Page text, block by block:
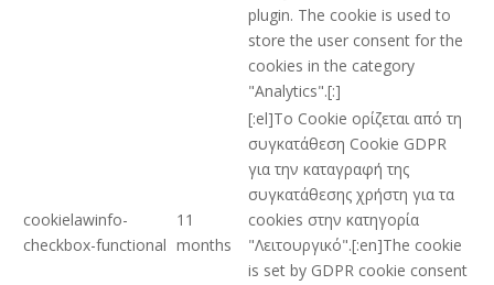
plugin. The cookie is used to
store the user consent for the
cookies in the category
"Analytics".[:]
cookielawinfo-
checkbox-functional
11
months
[:el]Το Cookie ορίζεται από τη
συγκατάθεση Cookie GDPR
για την καταγραφή της
συγκατάθεσης χρήστη για τα
cookies στην κατηγορία
"Λειτουργικό".[:en]The cookie
is set by GDPR cookie consent